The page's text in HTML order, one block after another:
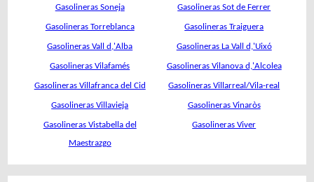
Gasolineras Soneja Gasolineras Sot de Ferrer
Gasolineras Torreblanca Gasolineras Traiguera
Gasolineras Vall d,'Alba Gasolineras La Vall d,'Uixó
Gasolineras Vilafamés Gasolineras Vilanova d,'Alcolea
Gasolineras Villafranca del Cid Gasolineras Villarreal/Vila-real
Gasolineras Villavieja Gasolineras Vinaròs
Gasolineras Vistabella del
Maestrazgo
Gasolineras Viver